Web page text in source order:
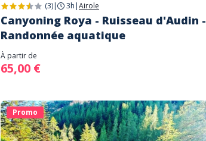
(3)| 3h |Airole
Canyoning Roya - Ruisseau d'Audin -
Randonnée aquatique
À partir de
65,00 €
Promo